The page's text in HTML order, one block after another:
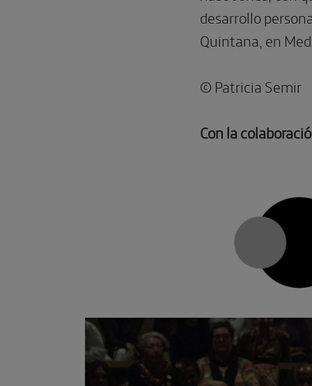
desarrollo
Quintana, en
© Patricia Semir
Con la